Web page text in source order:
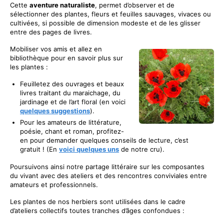
Cette aventure naturaliste, permet d’observer et de
sélectionner des plantes, fleurs et feuilles sauvages, vivaces ou
cultivées, si possible de dimension modeste et de les glisser
entre des pages de livres.
Mobiliser vos amis et allez en
bibliothèque pour en savoir plus sur
les plantes :
Feuilletez des ouvrages et beaux
livres traitant du maraichage, du
jardinage et de l’art floral (en voici
quelques suggestions).
Pour les amateurs de littérature,
poésie, chant et roman, profitez-
en pour demander quelques conseils de lecture, c’est
gratuit ! (En voici quelques uns de notre cru).
Poursuivons ainsi notre partage littéraire sur les composantes
du vivant avec des ateliers et des rencontres conviviales entre
amateurs et professionnels.
Les plantes de nos herbiers sont utilisées dans le cadre
d’ateliers collectifs toutes tranches d’âges confondues :